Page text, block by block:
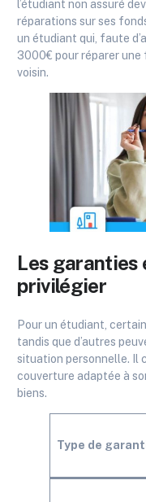
l’étudiant non assuré
réparations sur ses
un étudiant qui, faute
3000€ pour réparer une
voisin.
Les garanties
privilégier
Pour un étudiant,
tandis que d’autres
situation personnelle. Il
couverture adaptée à
biens.
Type de